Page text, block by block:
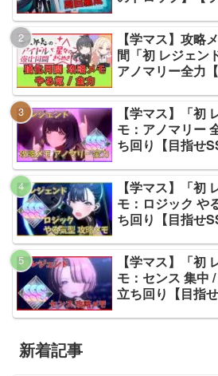
【学マス】攻略
間「初 レジェン
アノマリー全力
【学マス】「初
モ：アノマリー
ち回り【目指せ
【学マス】「初
モ：ロジック や
ち回り【目指せ
【学マス】「初
モ：センス 集中
立ち回り【目指
新着記事